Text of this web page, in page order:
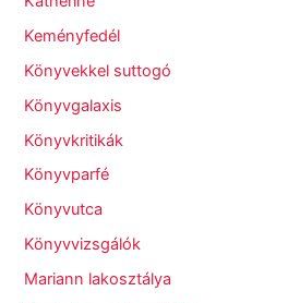
Keményfedél
Könyvekkel suttogó
Könyvgalaxis
Könyvkritikák
Könyvparfé
Könyvutca
Könyvvizsgálók
Mariann lakosztálya